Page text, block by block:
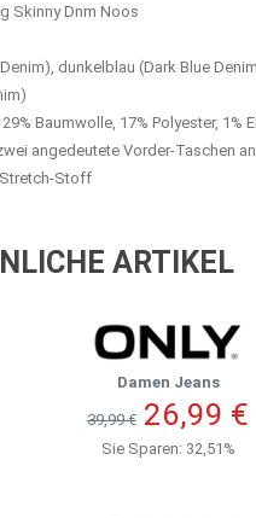
Skinny Dnm Noos
dunkelblau (Dark Blue Denim
Baumwolle, 17% Polyester, 1%
angedeutete Vorder-Taschen
Stoff
ARTIKEL
Damen Jeans
39,99 € 26,99 €
Sie Sparen: 32,51%